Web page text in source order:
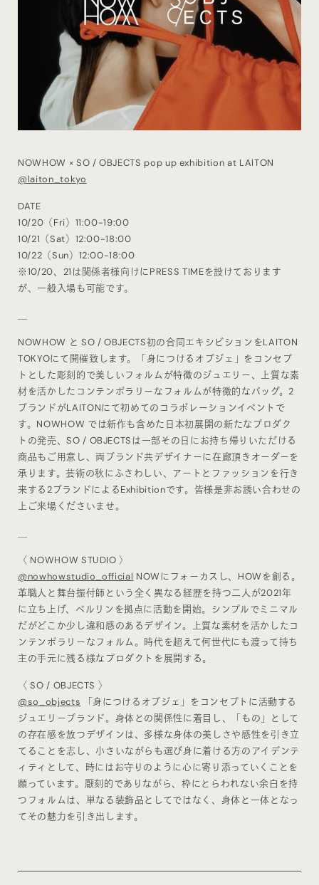
NOWHOW × SO / OBJECTS pop up exhibition at LAITON
@laiton_tokyo
DATE
10/20（Fri）11:00-19:00
10/21（Sat）12:00-18:00
10/22（Sun）12:00-18:00
※10/20、21は関係者様向けにPRESS TIMEを設けております
が、一般入場も可能です。
NOWHOW と SO / OBJECTS初の合同エキシビションをLAITON
TOKYOにて開催致します。「身につけるオブジェ」をコンセプ
トとした彫刻的で美しいフォルムが特徴のジュエリー、上質な素
材を活かしたコンテンポラリーなフォルムが特徴的なバッグ。2
ブランドがLAITONにて初めてのコラボレーションイベントで
す。NOWHOW では新作も含めた日本初展開の新たなプロダク
トの発売、SO / OBJECTSは一部その日にお持ち帰りいただける
商品もご用意し、両ブランド共デザイナーに在廊頂きオーダーを
承ります。芸術の秋にふさわしい、アートとファッションを行き
来する2ブランドによるExhibitionです。皆様是非お誘い合わせの
上ご来場くださいませ。
〈 NOWHOW STUDIO 〉
@nowhowstudio_official NOWにフォーカスし、HOWを創る。
革職人と舞台振付師という全く異なる経歴を持つ二人が2021年
に立ち上げ、ベルリンを拠点に活動を開始。シンプルでミニマル
だがどこか少し違和感のあるデザイン。上質な素材を活かしたコ
ンテンポラリーなフォルム。時代を超えて何世代にも渡って持ち
主の手元に残る様なプロダクトを展開する。
〈 SO / OBJECTS 〉
@so_objects 「身につけるオブジェ」をコンセプトに活動する
ジュエリーブランド。身体との関係性に着目し、「もの」として
の存在感を放つデザインは、多様な身体の美しさや感性を引き立
てることを志し、小さいながらも選び身に着ける方のアイデンテ
ィティとして、時にはお守りのように心に寄り添っていくことを
願っています。厭刻的でありながら、枠にとらわれない余白を持
つフォルムは、単なる装飾品としてではなく、身体と一体となっ
てその魅力を引き出します。